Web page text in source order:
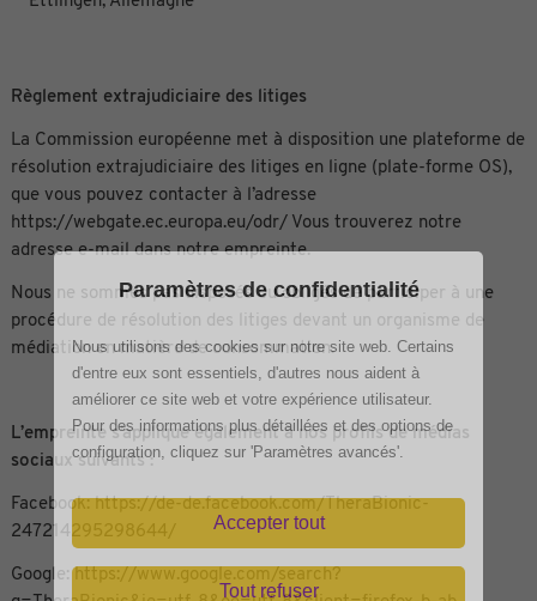
Règlement extrajudiciaire des litiges
La Commission européenne met à disposition une plateforme de
résolution extrajudiciaire des litiges en ligne (plate-forme OS),
que vous pouvez contacter à l’adresse
https://webgate.ec.europa.eu/odr/ Vous trouverez notre
adresse e-mail dans notre empreinte.
Nous ne sommes pas disposés ou obligés de participer à une
procédure de résolution des litiges devant un organisme de
médiation en matière de consommation.
L’empreinte s’applique également à nos profils de médias
sociaux suivants :
Facebook: https://de-de.facebook.com/TheraBionic-
247214295298644/
Google: https://www.google.com/search?
Paramètres de confidentialité
Nous utilisons des cookies sur notre site web. Certains
d'entre eux sont essentiels, d'autres nous aident à
améliorer ce site web et votre expérience utilisateur.
Pour des informations plus détaillées et des options de
configuration, cliquez sur 'Paramètres avancés'.
Accepter tout
Tout refuser